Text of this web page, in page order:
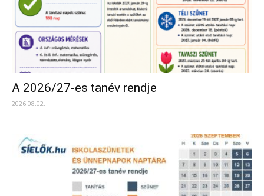
A 2026/27-es tanév rendje
2026.08.02.